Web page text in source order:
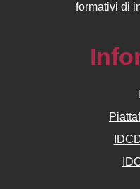
formativi di